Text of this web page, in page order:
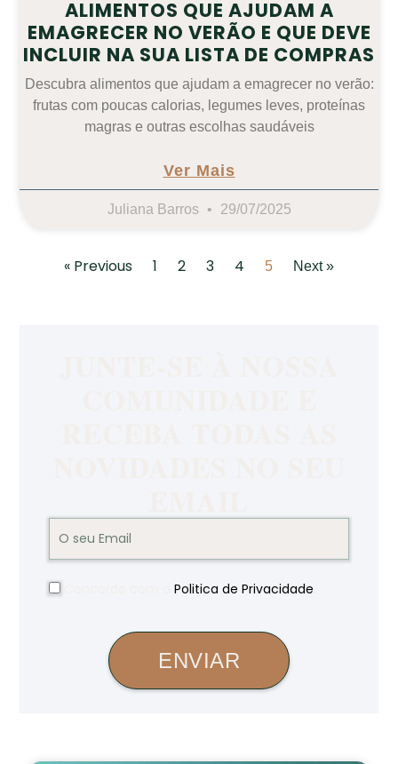
ALIMENTOS QUE AJUDAM A
EMAGRECER NO VERÃO E QUE DEVE
INCLUIR NA SUA LISTA DE COMPRAS
Descubra alimentos que ajudam a emagrecer no verão:
frutas com poucas calorias, legumes leves, proteínas
magras e outras escolhas saudáveis
Ver Mais
Juliana Barros 29/07/2025
« Previous 1 2 3 4 5 Next »
Politica de Privacidade
ENVIAR